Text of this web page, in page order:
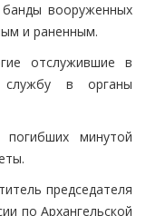
вооруженных
и раненным.
отслужившие в
в органы
минутой
председателя
по Архангельской